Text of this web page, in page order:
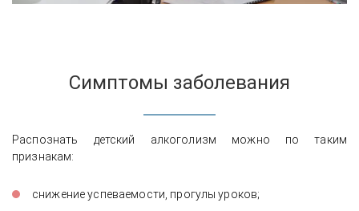
Симптомы заболевания
Распознать детский алкоголизм можно по таким
признакам:
снижение успеваемости, прогулы уроков;